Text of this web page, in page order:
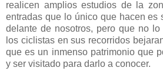
realicen amplios estudios de la
entradas que lo único que hacen es
delante de nosotros, pero que no
los ciclistas en sus recorridos
que es un inmenso patrimonio que
y ser visitado para darlo a conocer.